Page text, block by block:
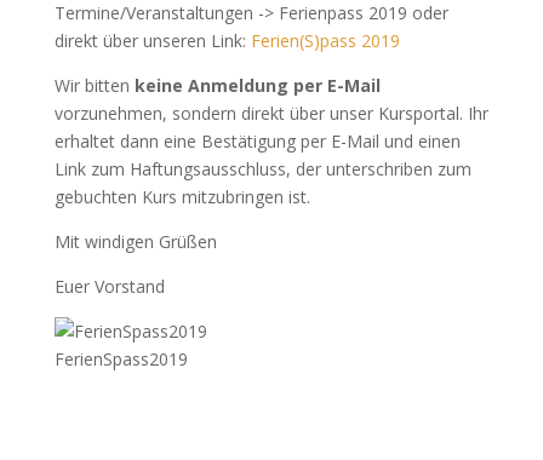
Termine/Veranstaltungen -> Ferienpass 2019 oder
direkt über unseren Link: Ferien(S)pass 2019
Wir bitten keine Anmeldung per E-Mail
vorzunehmen, sondern direkt über unser Kursportal. Ihr
erhaltet dann eine Bestätigung per E-Mail und einen
Link zum Haftungsausschluss, der unterschriben zum
gebuchten Kurs mitzubringen ist.
Mit windigen Grüßen
Euer Vorstand
FerienSpass2019